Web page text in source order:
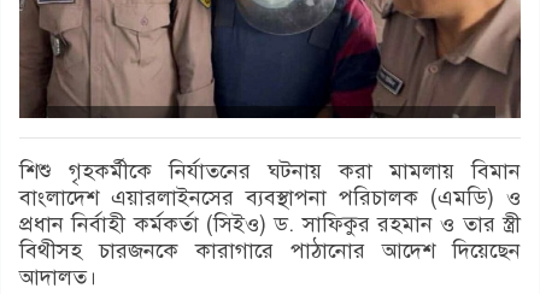
শিশু গৃহকর্মীকে নির্যাতনের ঘটনায় করা মামলায় বিমান
বাংলাদেশ এয়ারলাইনসের ব্যবস্থাপনা পরিচালক (এমডি) ও
প্রধান নির্বাহী কর্মকর্তা (সিইও) ড. সাফিকুর রহমান ও তার স্ত্রী
বিথীসহ চারজনকে কারাগারে পাঠানোর আদেশ দিয়েছেন
আদালত।